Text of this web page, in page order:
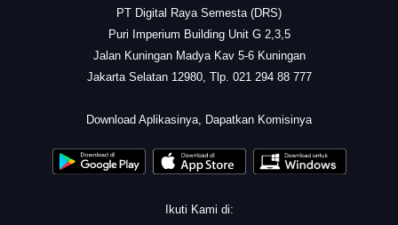
PT Digital Raya Semesta (DRS)
Puri Imperium Building Unit G 2,3,5
Jalan Kuningan Madya Kav 5-6 Kuningan
Jakarta Selatan 12980, Tlp. 021 294 88 777
Download Aplikasinya, Dapatkan Komisinya
Ikuti Kami di: